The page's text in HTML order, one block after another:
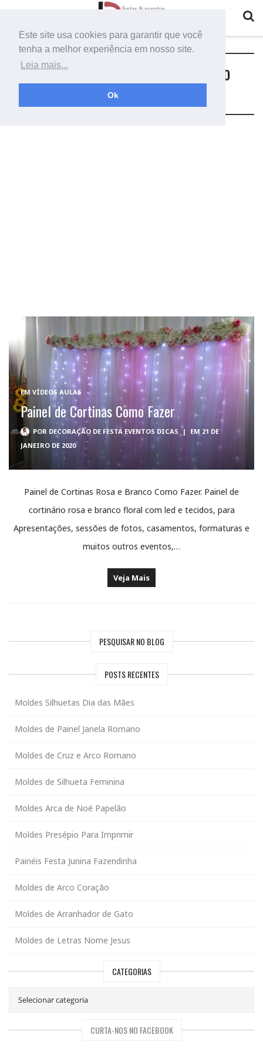
Este site usa cookies para garantir que você
tenha a melhor experiência em nosso site.
Leia mais...
Ok
Tag:painel flores de cortinas como
EM VÍDEOS AULAS
Painel de Cortinas Como Fazer
POR DECORAÇÃO DE FESTA EVENTOS DICAS |
EM 21 DE
JANEIRO DE 2020
Painel de Cortinas Rosa e Branco Como Fazer. Painel de
cortinário rosa e branco floral com led e tecidos, para
Apresentações, sessões de fotos, casamentos, formaturas e
muitos outros eventos,…
Veja Mais
PESQUISAR NO BLOG
POSTS RECENTES
Moldes Silhuetas Dia das Mães
Moldes de Painel Janela Romano
Moldes de Cruz e Arco Romano
Moldes de Silhueta Feminina
Moldes Arca de Noé Papelão
Moldes Presépio Para Imprimir
Painéis Festa Junina Fazendinha
Moldes de Arco Coração
Moldes de Arranhador de Gato
Moldes de Letras Nome Jesus
CATEGORIAS
CURTA-NOS NO FACEBOOK